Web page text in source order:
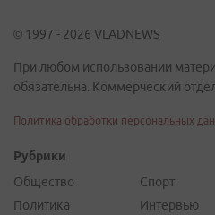
© 1997 - 2026 VLADNEWS
При любом использовании
обязательна. Коммерческий
Политика обработки персональных
Рубрики
Общество
Политика
Спорт
Интервью